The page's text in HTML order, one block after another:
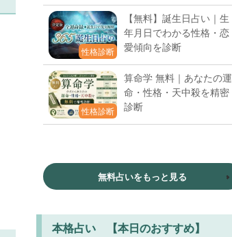
性格診断
【無料】誕生日占い｜生
年月日でわかる性格・恋
愛傾向を診断
性格診断
算命学 無料｜あなたの運
命・性格・天中殺を精密
診断
無料占いをもっと見る
本格占い 【本日のおすすめ】